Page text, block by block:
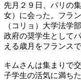
先月２９日、パリの
女）に会った。フラ
（コリョ）大学法学
政府の奨学生として
える歳月をフランス
キムさんは集まりで
子学生の活気に満ち